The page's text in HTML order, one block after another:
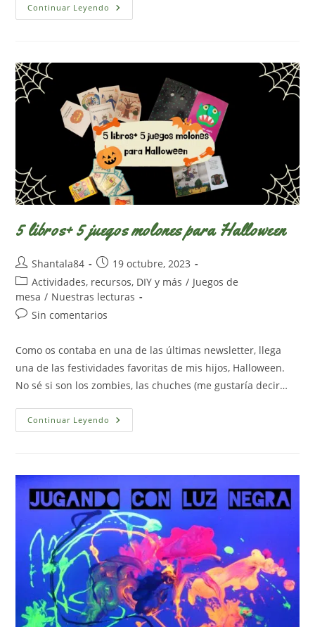
Continuar Leyendo Directorio
Cuentas
El
Reggio
Emilia
5 libros+ 5 juegos molones para Halloween
Autor
de
la
entrada:
Shantala84
Publicación
de
la
19 octubre, 2023
Categoría
de
la
Actividades, recursos, DIY y más / Juegos de
mesa / Nuestras lecturas
Comentarios
la
entrada:
Sin comentarios
Como os contaba en una de las últimas newsletter, llega
una de las festividades favoritas de mis hijos, Halloween.
No sé si son los zombies, las chuches (me gustaría decir…
Continuar Leyendo
Libros+
Halloween